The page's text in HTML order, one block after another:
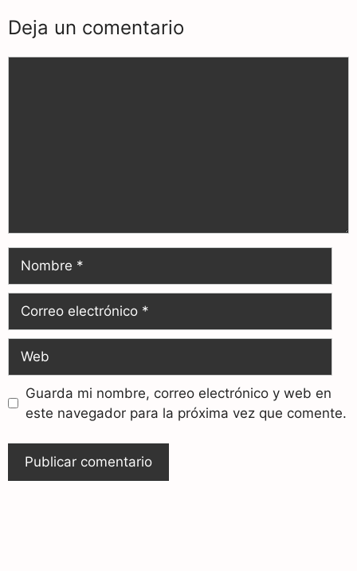
Deja un comentario
Guarda mi nombre, correo electrónico y web en
este navegador para la próxima vez que comente.